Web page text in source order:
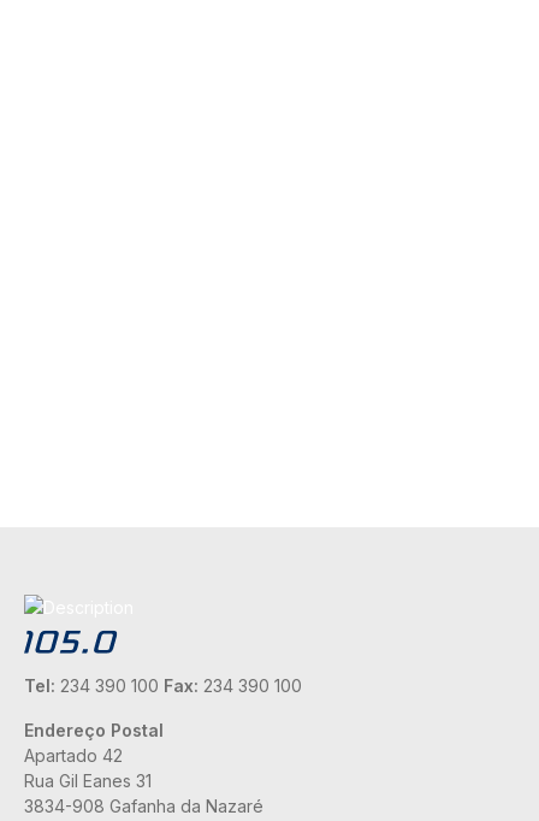
Tel: 234 390 100 Fax: 234 390 100
Endereço Postal
Apartado 42
Rua Gil Eanes 31
3834-908 Gafanha da Nazaré